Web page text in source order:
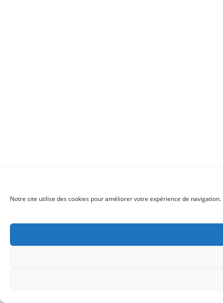
Notre site utilise des cookies pour améliorer votre expérience de